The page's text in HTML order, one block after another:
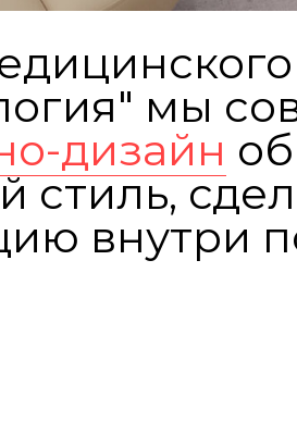
мы
дизайн
внутри